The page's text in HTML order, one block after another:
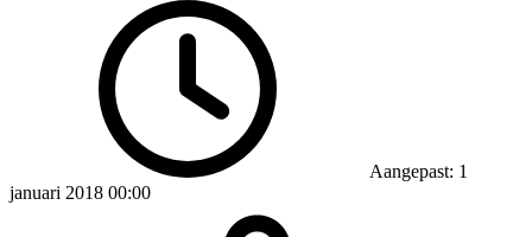
Aangepast: 1
januari 2018 00:00